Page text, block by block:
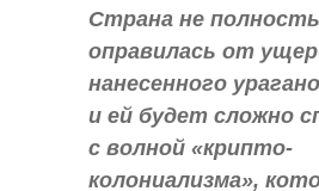
Страна не
оправилась от
нанесенного
и ей будет сложно
с волной «крипто-
колониализма»,